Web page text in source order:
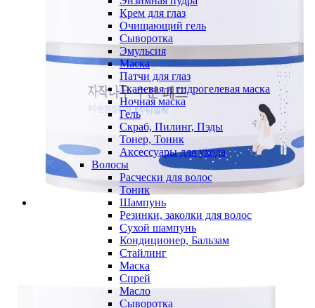
Крем для глаз
Очищающий гель
Сыворотка
Эмульсия
Маска
Патчи для глаз
Тканевая и гидрогелевая маска
Ночная маска
Гель
Скраб, Пилинг, Пэды
Тонер, Тоник
Аксессуары для ухода
Волосы
Расчески для волос
Тоник
Шампунь
Резинки, заколки для волос
Сухой шампунь
Кондиционер, Бальзам
Стайлинг
Маска
Спрей
Масло
Сыворотка